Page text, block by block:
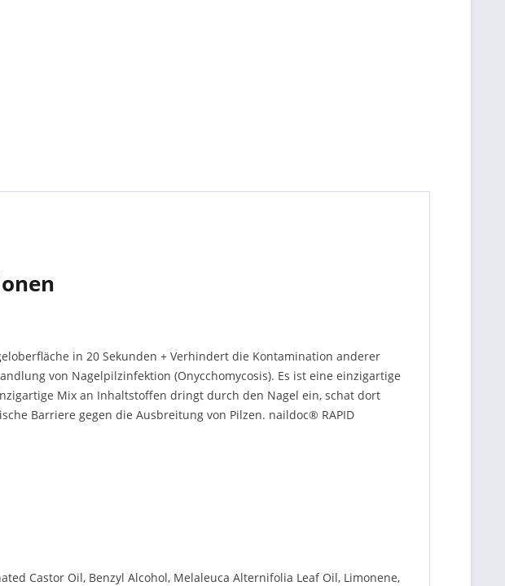
in 20 Sekunden + Verhindert die Kontamination anderer
von Nagelpilzinfektion (Onycchomycosis). Es ist eine einzigartige
Mix an Inhaltstoffen dringt durch den Nagel ein, schat dort
Barriere gegen die Ausbreitung von Pilzen. naildoc® RAPID
Castor Oil, Benzyl Alcohol, Melaleuca Alternifolia Leaf Oil, Limonene,